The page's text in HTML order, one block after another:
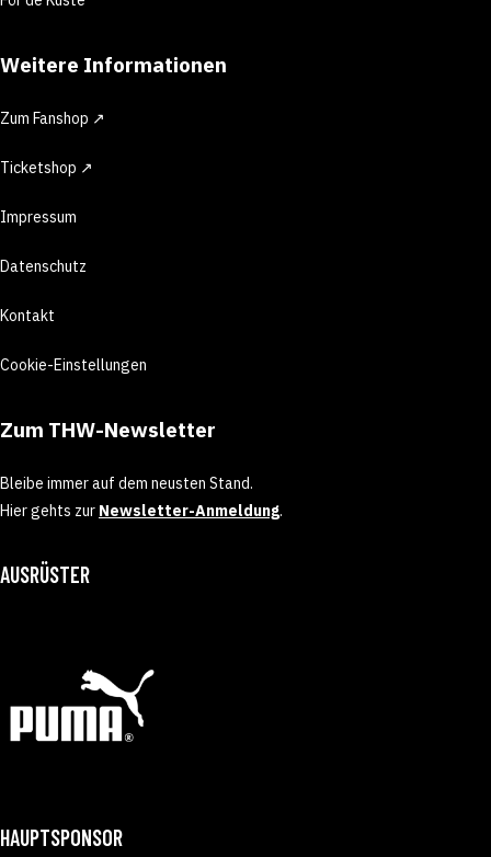
Weitere Informationen
Zum Fanshop ↗
Ticketshop ↗
Impressum
Datenschutz
Kontakt
Cookie-Einstellungen
Zum THW-Newsletter
Bleibe immer auf dem neusten Stand.
Hier gehts zur Newsletter-Anmeldung.
AUSRÜSTER
HAUPTSPONSOR